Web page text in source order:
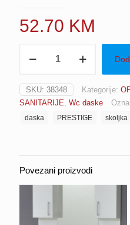
52.70 KM
školjku
SOFT
CLOSE
2,0
SKU: 38348 Kategorije:
SANITARIJE, Wc daske
daska
PRESTIGE skoljka
Povezani proizvodi